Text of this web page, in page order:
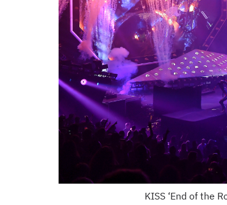
KISS ‘End of the